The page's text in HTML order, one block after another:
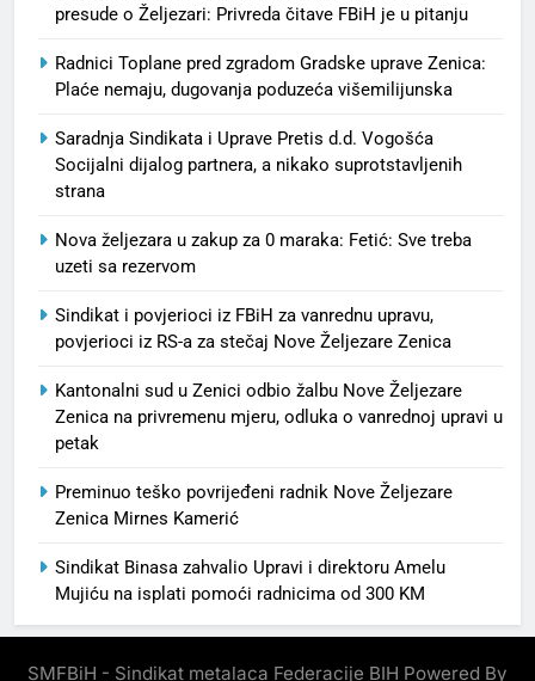
presude o Željezari: Privreda čitave FBiH je u pitanju
Radnici Toplane pred zgradom Gradske uprave Zenica:
Plaće nemaju, dugovanja poduzeća višemilijunska
Saradnja Sindikata i Uprave Pretis d.d. Vogošća
Socijalni dijalog partnera, a nikako suprotstavljenih
strana
Nova željezara u zakup za 0 maraka: Fetić: Sve treba
uzeti sa rezervom
Sindikat i povjerioci iz FBiH za vanrednu upravu,
povjerioci iz RS-a za stečaj Nove Željezare Zenica
Kantonalni sud u Zenici odbio žalbu Nove Željezare
Zenica na privremenu mjeru, odluka o vanrednoj upravi u
petak
Preminuo teško povrijeđeni radnik Nove Željezare
Zenica Mirnes Kamerić
Sindikat Binasa zahvalio Upravi i direktoru Amelu
Mujiću na isplati pomoći radnicima od 300 KM
SMFBiH - Sindikat metalaca Federacije BIH Powered By